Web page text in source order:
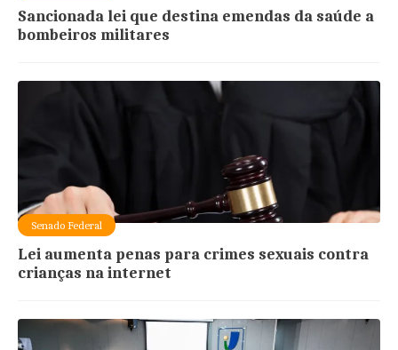
Sancionada lei que destina emendas da saúde a
bombeiros militares
Senado Federal
Lei aumenta penas para crimes sexuais contra
crianças na internet